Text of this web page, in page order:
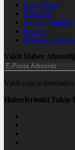
Canlı Borsa
Canlı TV
Namaz Vakitleri
Eczane
Nöbetçi
Vakit Haber
Vakit.com.tr
Haberlerimizi Takip